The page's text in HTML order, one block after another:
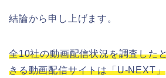
結論から申し上げます。
全10社の動画配信状況を調査した
きる動画配信サイトは「U-NEXT」